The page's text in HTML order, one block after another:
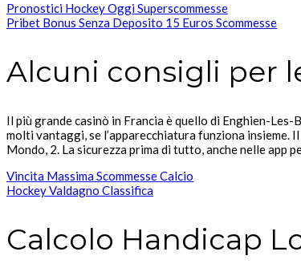
Pronostici Hockey Oggi Superscommesse
Pribet Bonus Senza Deposito 15 Euros Scommesse
Alcuni consigli per
Il più grande casinò in Francia è quello di Enghien-
molti vantaggi, se l’apparecchiatura funziona
Mondo, 2. La sicurezza prima di tutto, anche nelle app
Vincita Massima Scommesse Calcio
Hockey Valdagno Classifica
Calcolo Handicap